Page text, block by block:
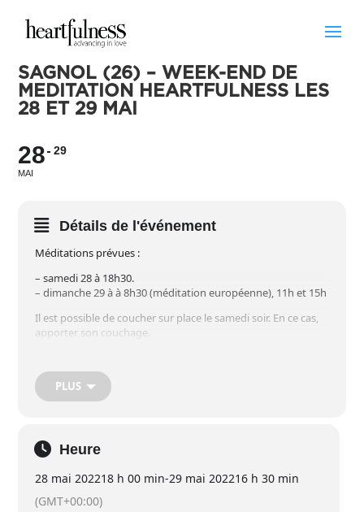
SAGNOL (26) – WEEK-END DE
MEDITATION HEARTFULNESS LES
28 ET 29 MAI
28
MAI
29
Détails de l'événement
Méditations prévues :
– samedi 28 à 18h30.
– dimanche 29 à à 8h30 (méditation européenne), 11h et 15h
Il est possible de coucher sur place le samedi soir. En ce cas,
apporter son couchage.
contacter Jean-Pierre Baillon sur
Les repas, végétariens, du samedi soir et du dimanche midi,
Important : il est possible venir participer pour un moment,
une méditation,…
Pour information, un WE du même type sera organisé à La
Source à Chabeuil, les 25 et 26 juin prochains.
PLUS
Heure
28 mai 202218 h 00 min-29 mai 202216 h 30 min
(GMT+00:00)